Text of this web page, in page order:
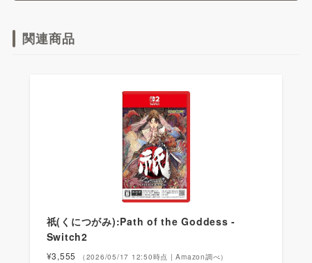
関連商品
祇(くにつがみ):Path of the Goddess -
Switch2
¥3,555 （2026/05/17 12:50時点 | Amazon調べ）